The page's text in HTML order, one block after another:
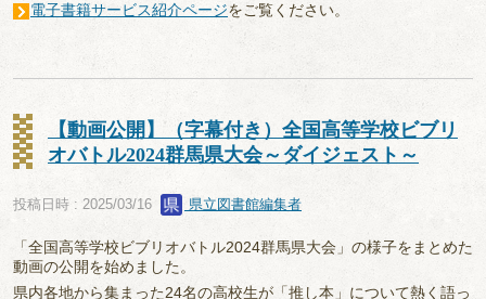
電子書籍サービス紹介ページをご覧ください。
【動画公開】（字幕付き）全国高等学校ビブリ
オバトル2024群馬県大会～ダイジェスト～
投稿日時 : 2025/03/16 県立図書館編集者
「全国高等学校ビブリオバトル2024群馬県大会」の様子をまとめた
動画の公開を始めました。
県内各地から集まった24名の高校生が「推し本」について熱く語っ